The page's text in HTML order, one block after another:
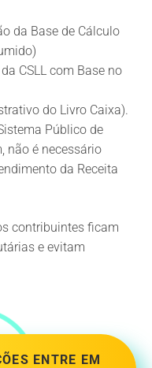
da Base de Cálculo
CSLL com Base no
do Livro Caixa).
Público de
não é necessário
da Receita
contribuintes ficam
e evitam
ENTRE EM